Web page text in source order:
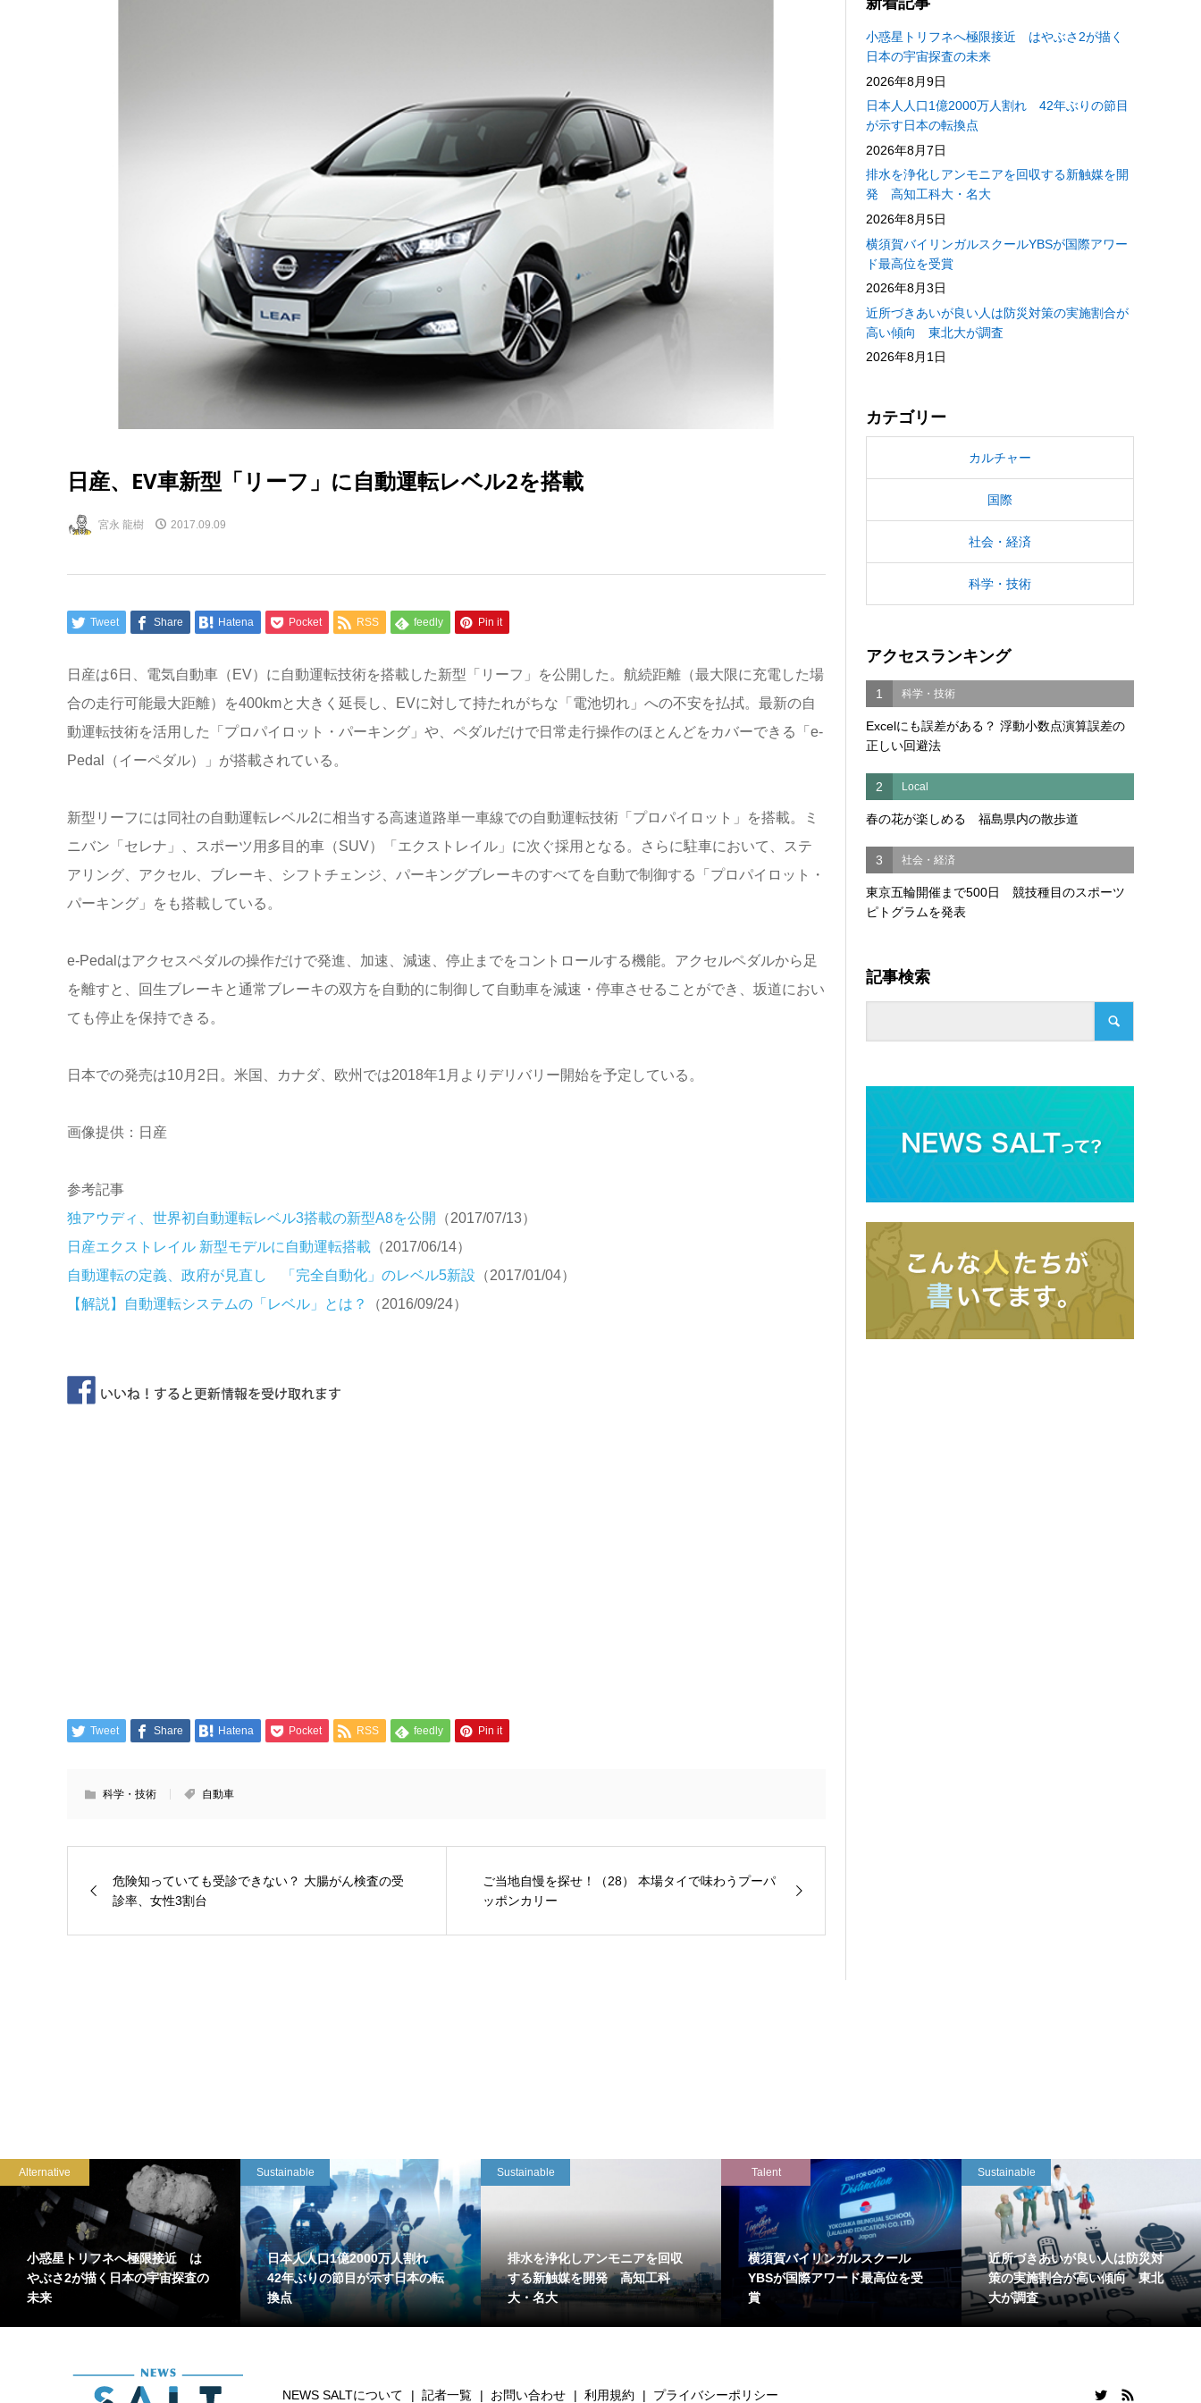
日産、EV車新型「リーフ」に自動運転レベル2を搭載
宮永 龍樹 2017.09.09
Tweet Share Hatena Pocket RSS feedly Pin it
日産は6日、電気自動車（EV）に自動運転技術を搭載した新型「リーフ」を公開した。航続距離（最大限に充電した場
合の走行可能最大距離）を400kmと大きく延長し、EVに対して持たれがちな「電池切れ」への不安を払拭。最新の自
動運転技術を活用した「プロパイロット・パーキング」や、ペダルだけで日常走行操作のほとんどをカバーできる「e-
Pedal（イーペダル）」が搭載されている。
新型リーフには同社の自動運転レベル2に相当する高速道路単一車線での自動運転技術「プロパイロット」を搭載。ミ
ニバン「セレナ」、スポーツ用多目的車（SUV）「エクストレイル」に次ぐ採用となる。さらに駐車において、ステ
アリング、アクセル、ブレーキ、シフトチェンジ、パーキングブレーキのすべてを自動で制御する「プロパイロット・
パーキング」をも搭載している。
e-Pedalはアクセスペダルの操作だけで発進、加速、減速、停止までをコントロールする機能。アクセルペダルから足
を離すと、回生ブレーキと通常ブレーキの双方を自動的に制御して自動車を減速・停車させることができ、坂道におい
ても停止を保持できる。
日本での発売は10月2日。米国、カナダ、欧州では2018年1月よりデリバリー開始を予定している。
画像提供：日産
参考記事
独アウディ、世界初自動運転レベル3搭載の新型A8を公開 （2017/07/13）
日産エクストレイル 新型モデルに自動運転搭載 （2017/06/14）
自動運転の定義、政府が見直し 「完全自動化」のレベル5新設 （2017/01/04）
【解説】自動運転システムの「レベル」とは？
（2016/09/24）
Tweet Share Hatena Pocket RSS feedly Pin it
科学・技術 自動車
危険知っていても受診できない？ 大腸がん検査の受
診率、女性3割台
ご当地自慢を探せ！（28） 本場タイで味わうプーパ
ッポンカリー
小惑星トリフネへ極限接近 はやぶさ2が描く
日本の宇宙探査の未来
2026年8月9日
日本人人口1億2000万人割れ 42年ぶりの節目
が示す日本の転換点
2026年8月7日
排水を浄化しアンモニアを回収する新触媒を開
発 高知工科大・名大
2026年8月5日
横須賀バイリンガルスクールYBSが国際アワー
ド最高位を受賞
2026年8月3日
近所づきあいが良い人は防災対策の実施割合が
高い傾向 東北大が調査
2026年8月1日
カテゴリー
カルチャー
国際
社会・経済
科学・技術
アクセスランキング
1 科学・技術
Excelにも誤差がある？ 浮動小数点演算誤差の
正しい回避法
2 Local
春の花が楽しめる 福島県内の散歩道
3 社会・経済
東京五輪開催まで500日 競技種目のスポーツ
ピトグラムを発表
記事検索
Alternative
小惑星トリフネへ極限接近 は
やぶさ2が描く日本の宇宙探査の
未来
Sustainable
日本人人口1億2000万人割れ
42年ぶりの節目が示す日本の転
換点
Sustainable
排水を浄化しアンモニアを回収
する新触媒を開発 高知工科
大・名大
Talent
横須賀バイリンガルスクール
YBSが国際アワード最高位を受
賞
Sustainable
近所づきあいが良い人は防災対
策の実施割合が高い傾向 東北
大が調査
NEWS SALTについて 記者一覧 お問い合わせ 利用規約 プライバシーポリシー